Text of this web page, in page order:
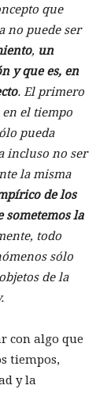
que
no puede ser
, un
y que es, en
. El primero
el tiempo
pueda
incluso no ser
la misma
de los
sometemos la
todo
sólo
de la
con algo que
tiempos,
y la